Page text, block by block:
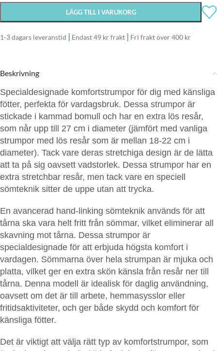
LÄGG TILL I VARUKORG
1-3 dagars leveranstid | Endast 49 kr frakt | Fri frakt över 400 kr
Beskrivning
Specialdesignade komfortstrumpor för dig med känsliga
fötter, perfekta för vardagsbruk. Dessa strumpor är
stickade i kammad bomull och har en extra lös resår,
som når upp till 27 cm i diameter (jämfört med vanliga
strumpor med lös resår som är mellan 18-22 cm i
diameter). Tack vare deras stretchiga design är de lätta
att ta på sig oavsett vadstorlek. Dessa strumpor har en
extra stretchbar resår, men tack vare en speciell
sömteknik sitter de uppe utan att trycka.
En avancerad hand-linking sömteknik används för att
tårna ska vara helt fritt från sömmar, vilket eliminerar all
skavning mot tårna. Dessa strumpor är
specialdesignade för att erbjuda högsta komfort i
vardagen. Sömmarna över hela strumpan är mjuka och
platta, vilket ger en extra skön känsla från resår ner till
tårna. Denna modell är idealisk för daglig användning,
oavsett om det är till arbete, hemmasysslor eller
fritidsaktiviteter, och ger både skydd och komfort för
känsliga fötter.
Det är viktigt att välja rätt typ av komfortstrumpor, som